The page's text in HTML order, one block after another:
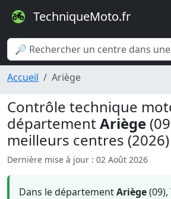
TechniqueMoto.fr
Accueil Ariège
Contrôle technique
départementAriège
meilleurs centres (2026)
Dernière mise à jour : 02 Août 2026
Dans le départementAriège